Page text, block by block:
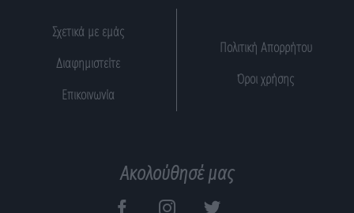
Σχετικά με εμάς
Διαφημιστείτε
Επικοινωνία
Πολιτική Απορρήτου
Όροι χρήσης
Ακολούθησέ μας